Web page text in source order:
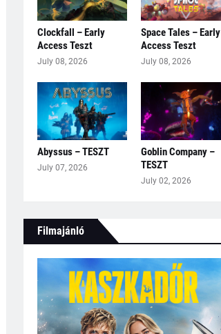
Clockfall – Early
Access Teszt
July 08, 2026
Space Tales – Early
Access Teszt
July 08, 2026
Abyssus – TESZT
July 07, 2026
Goblin Company –
TESZT
July 02, 2026
Filmajánló